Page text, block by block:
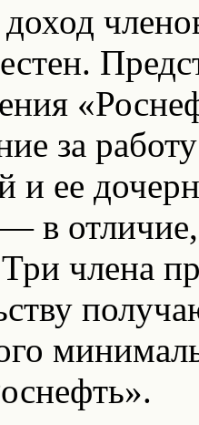
за
и ее
в
члена